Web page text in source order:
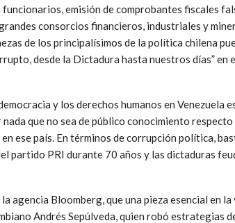
emisión de comprobantes fiscales
consorcios financieros, industriales y
de los principalísimos de la política chilena
desde la Dictadura hasta nuestros días” en
y los derechos humanos en Venezuela
que no sea de público conocimiento respecto
ese país. En términos de corrupción política,
partido PRI durante 70 años y las dictaduras
agencia Bloomberg, que una pieza esencial en
Andrés Sepúlveda, quien robó estrategias